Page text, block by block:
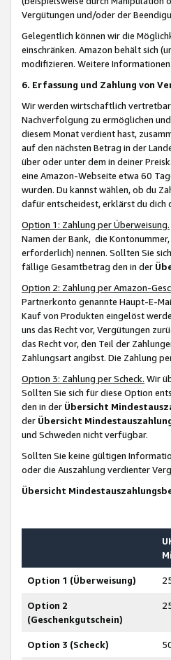
Vergütungen und/oder der
Gelegentlich können wir die
einschränken. Amazon behält sich
modifizieren. Weitere
6. Erfassung und Zahlung von
Wir werden wirtschaftlich
Nachverfolgung zu ermöglichen
diesem Monat verdient hast,
auf den nächsten Betrag in der
über oder unter dem in deiner
eine Amazon-Webseite etwa 60
wurden. Du kannst wählen, ob du
dafür entscheidest, erklärst du dich
Option 1: Zahlung per Überweisung.
Namen der Bank, die
erforderlich) nennen. Sollten Sie
fällige Gesamtbetrag den in der
Option 2: Zahlung per Amazon-
Partnerkonto genannte Haupt-E-
Kauf von Produkten eingelöst
uns das Recht vor, Vergütungen
das Recht vor, den Teil der
Zahlungsart angibst. Die Zahlung
Option 3: Zahlung per Scheck. Wir
Sollten Sie sich für diese Option
den in der Übersicht
der Übersicht
und Schweden nicht verfügbar.
Sollten Sie keine gültigen
oder die Auszahlung verdienter
Übersicht
Option 1 (Überweisung)
Option 2
(Geschenkgutschein)
Option 3 (Scheck)